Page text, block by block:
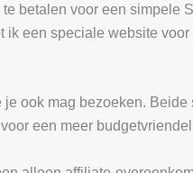
betalen voor een simpele
ik een speciale website voor
je ook mag bezoeken. Beide
een meer